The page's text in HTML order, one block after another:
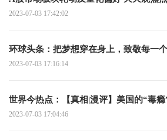
2023-07-03 17:42:02
环球头条：把梦想穿在身上，致敬每一
2023-07-03 17:16:14
世界今热点：【真相|漫评】美国的“毒
2023-07-03 17:04:46